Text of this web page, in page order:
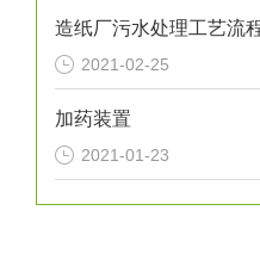
造纸厂污水处理工艺流
2021-02-25
加药装置
2021-01-23